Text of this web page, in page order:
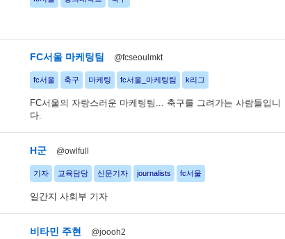
FC서울 마케팅팀 @fcseoulmkt
fc서울 축구 마케팅 fc서울_마케팅팀 k리그
FC서울의 자랑스러운 마케팅팀... 축구를 그려가는 사람들입니
다.
H군 @owlfull
기자 교육담당 신문기자 journalists fc서울
일간지 사회부 기자
비타민 주현 @joooh2